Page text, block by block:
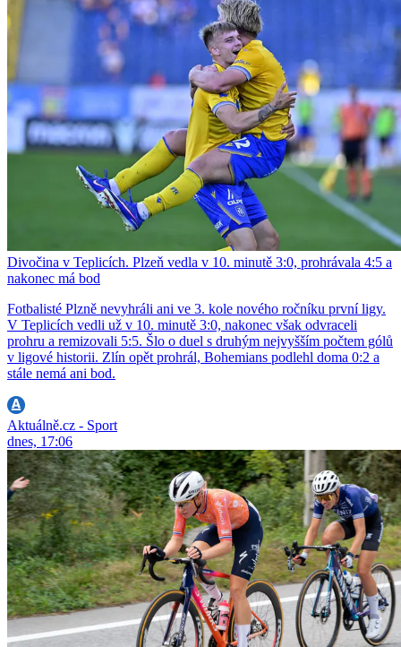
Divočina v Teplicích. Plzeň vedla v 10. minutě 3:0, prohrávala 4:5 a
nakonec má bod
Fotbalisté Plzně nevyhráli ani ve 3. kole nového ročníku první ligy.
V Teplicích vedli už v 10. minutě 3:0, nakonec však odvraceli
prohru a remizovali 5:5. Šlo o duel s druhým nejvyšším počtem gólů
v ligové historii. Zlín opět prohrál, Bohemians podlehl doma 0:2 a
stále nemá ani bod.
Aktuálně.cz - Sport
dnes, 17:06